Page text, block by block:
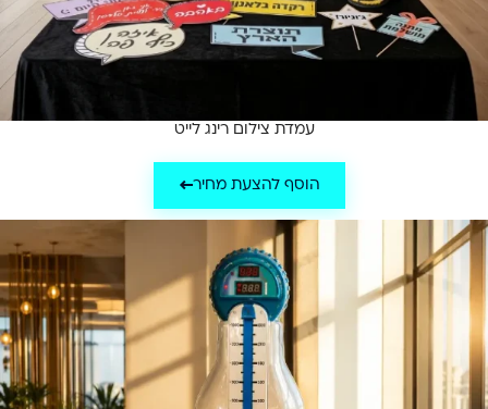
עמדת צילום רינג לייט
הוסף להצעת מחיר